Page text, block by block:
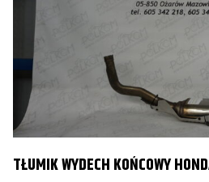
TŁUMIK WYDECH KOŃCOWY